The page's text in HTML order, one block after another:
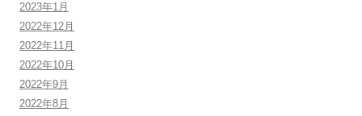
2023年1月
2022年12月
2022年11月
2022年10月
2022年9月
2022年8月